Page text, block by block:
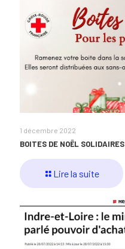
1 décembre 2022
BOITES DE NOËL SOLIDAIRES
Lire la suite